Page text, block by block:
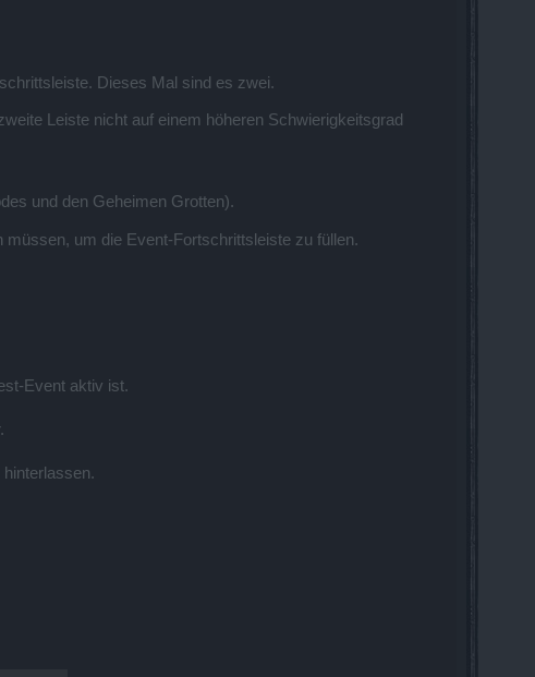
Dieses Mal sind es zwei.
Leiste nicht auf einem höheren Schwierigkeitsgrad
und den Geheimen Grotten).
um die Event-Fortschrittsleiste zu füllen.
Event aktiv ist.